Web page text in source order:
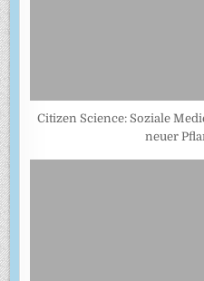
Citizen Science: Soziale
neuer